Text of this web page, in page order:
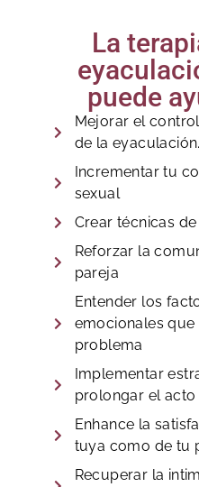
La
puede
Mejorar el
de la eyaculación.
Incrementar tu
sexual
Crear técnicas
Reforzar la
pareja
Entender los
emocionales
problema
Implementar
prolongar el acto
Enhance la
tuya como de tu
Recuperar la